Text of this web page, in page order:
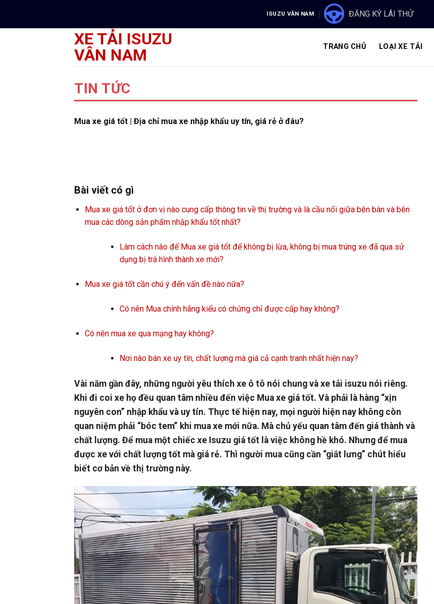
content
ISUZU VÂN NAM ĐĂNG KÝ LÁI THỬ
XE TẢI ISUZU
VÂN NAM
TRANG CHỦ LOẠI XE TẢI
TIN TỨC
Mua xe giá tốt | Địa chỉ mua xe nhập khẩu uy tín, giá rẻ ở đâu?
Bài viết có gì
Mua xe giá tốt ở đơn vị nào cung cấp thông tin về thị trường và là cầu nối giữa bên bán và bên
mua các dòng sản phẩm nhập khẩu tốt nhất?
Làm cách nào để Mua xe giá tốt để không bị lừa, không bị mua trúng xe đã qua sử
dụng bị trá hình thành xe mới?
Mua xe giá tốt cần chú ý đến vấn đề nào nữa?
Có nên Mua chính hãng kiểu có chứng chỉ được cấp hay không?
Có nên mua xe qua mạng hay không?
Nơi nào bán xe uy tín, chất lượng mà giá cả cạnh tranh nhất hiện nay?
Vài năm gần đây, những người yêu thích xe ô tô nói chung và xe tải isuzu nói riêng.
Khi đi coi xe họ đều quan tâm nhiều đến việc Mua xe giá tốt. Và phải là hàng “xịn
nguyên con” nhập khẩu và uy tín. Thực tế hiện nay, mọi người hiện nay không còn
quan niệm phải “bóc tem” khi mua xe mới nữa. Mà chủ yếu quan tâm đến giá thành và
chất lượng. Để mua một chiếc xe Isuzu giá tốt là việc không hề khó. Nhưng để mua
được xe với chất lượng tốt mà giá rẻ. Thì người mua cũng cần “giắt lưng” chút hiểu
biết cơ bản về thị trường này.